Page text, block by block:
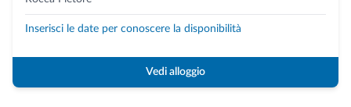
Inserisci le date per conoscere la disponibilità
Vedi alloggio